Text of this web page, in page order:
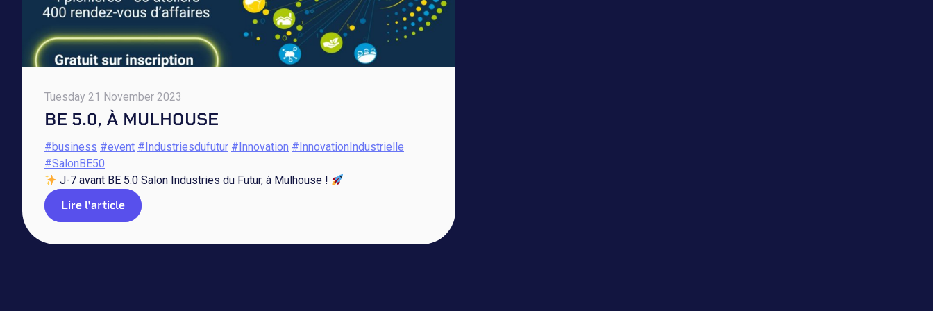
Tuesday 21 November 2023
BE 5.0, À MULHOUSE
#business #event #Industriesdufutur #Innovation #InnovationIndustrielle
#SalonBE50
J-7 avant BE 5.0 Salon Industries du Futur, à Mulhouse !
Lire l'article